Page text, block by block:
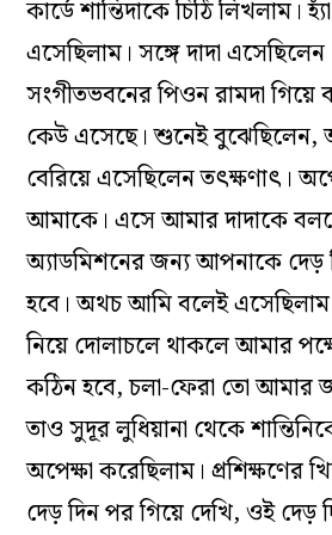
কার্ডে শান্তিদাকে চিঠি লিখলাম।
এসেছিলাম। সঙ্গে দাদা
সংগীতভবনের পিওন রামদা
কেউ এসেছে। শুনেই বুঝেছিলেন,
বেরিয়ে এসেছিলেন তৎক্ষণাৎ।
আমাকে। এসে আমার দাদাকে
অ্যাডমিশনের জন্য আপনাকে দেড়
হবে। অথচ আমি বলেই
নিয়ে দোলাচলে থাকলে আমার
কঠিন হবে, চলা-ফেরা তো আমার
তাও সুদূর লুধিয়ানা থেকে
অপেক্ষা করেছিলাম। প্রশিক্ষণের
দেড় দিন পর গিয়ে দেখি, ওই দেড়